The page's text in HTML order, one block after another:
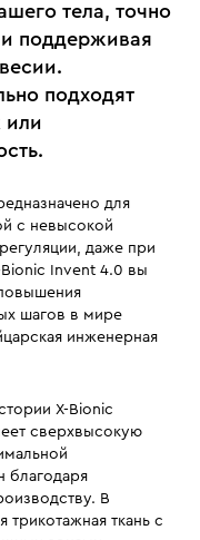
тела, точно
и поддерживая
подходят
или
для
с невысокой
даже при
Invent 4.0 вы
шагов в мире
инженерная
X-Bionic
сверхвысокую
благодаря
В
трикотажная ткань c